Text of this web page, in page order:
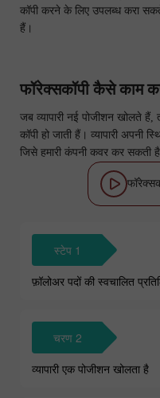
कॉपी करने के लिए उपलब्ध करा
हैं।
फॉरेक्सकॉपी कैसे काम
जब व्यापारी नई पोजीशन खोलते
कॉपी हो जाती हैं। व्यापारी
जिसे हमारी कंपनी कवर कर सकती
स्टेप 1
फ़ॉलोअर पदों की स्वचालित
चरण 2
व्यापारी एक पोजीशन खोलता है